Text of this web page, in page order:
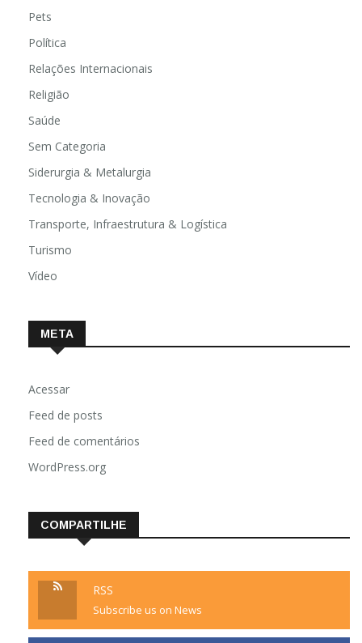
Pets
Política
Relações Internacionais
Religião
Saúde
Sem Categoria
Siderurgia & Metalurgia
Tecnologia & Inovação
Transporte, Infraestrutura & Logística
Turismo
Vídeo
META
Acessar
Feed de posts
Feed de comentários
WordPress.org
COMPARTILHE
RSS
Subscribe us on News